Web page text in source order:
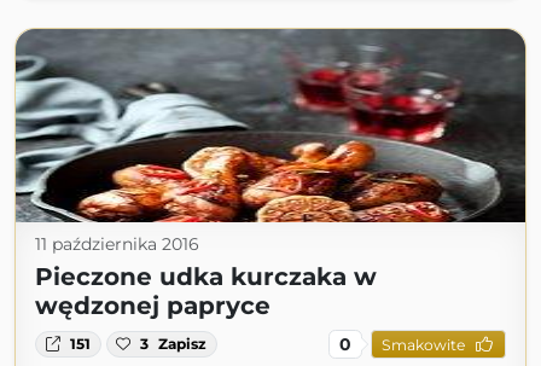
11 października 2016
Pieczone udka kurczaka w
wędzonej papryce
151 3 Zapisz 0 Smakowite